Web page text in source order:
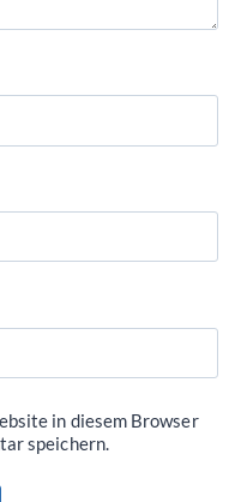
in diesem Browser
speichern.